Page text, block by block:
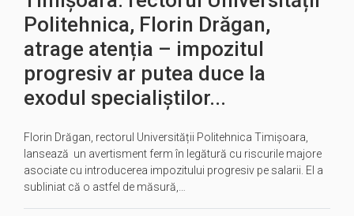
Politehnica, Florin Drăgan,
atrage atenția – impozitul
progresiv ar putea duce la
exodul specialiștilor...
Florin Drăgan, rectorul Universității Politehnica Timișoara,
lansează un avertisment ferm în legătură cu riscurile majore
asociate cu introducerea impozitului progresiv pe salarii. El a
subliniat că o astfel de măsură,…